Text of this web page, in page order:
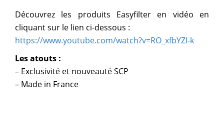
Découvrez les produits Easyfilter en vidéo en
cliquant sur le lien ci-dessous :
https://www.youtube.com/watch?v=RO_xfbYZI-k
Les atouts :
– Exclusivité et nouveauté SCP
– Made in France